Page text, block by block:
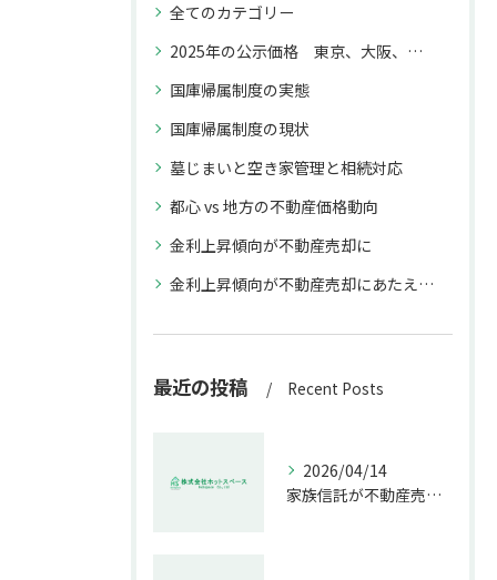
全てのカテゴリー
2025年の公示価格 東京、大阪、福岡と名古屋との上昇率の違いが不動産取引に与える影響
国庫帰属制度の実態
国庫帰属制度の現状
墓じまいと空き家管理と相続対応
都心 vs 地方の不動産価格動向
金利上昇傾向が不動産売却に
金利上昇傾向が不動産売却にあたえる影響
最近の投稿 Recent Posts
2026/04/14
家族信託が不動産売却で生む具体的メリット